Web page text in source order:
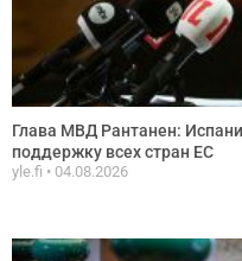
Глава МВД Рантанен:
поддержку всех стран ЕС
yle.fi 04.08.2026